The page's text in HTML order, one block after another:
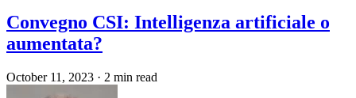
Convegno CSI: Intelligenza artificiale o
aumentata?
October 11, 2023 · 2 min read